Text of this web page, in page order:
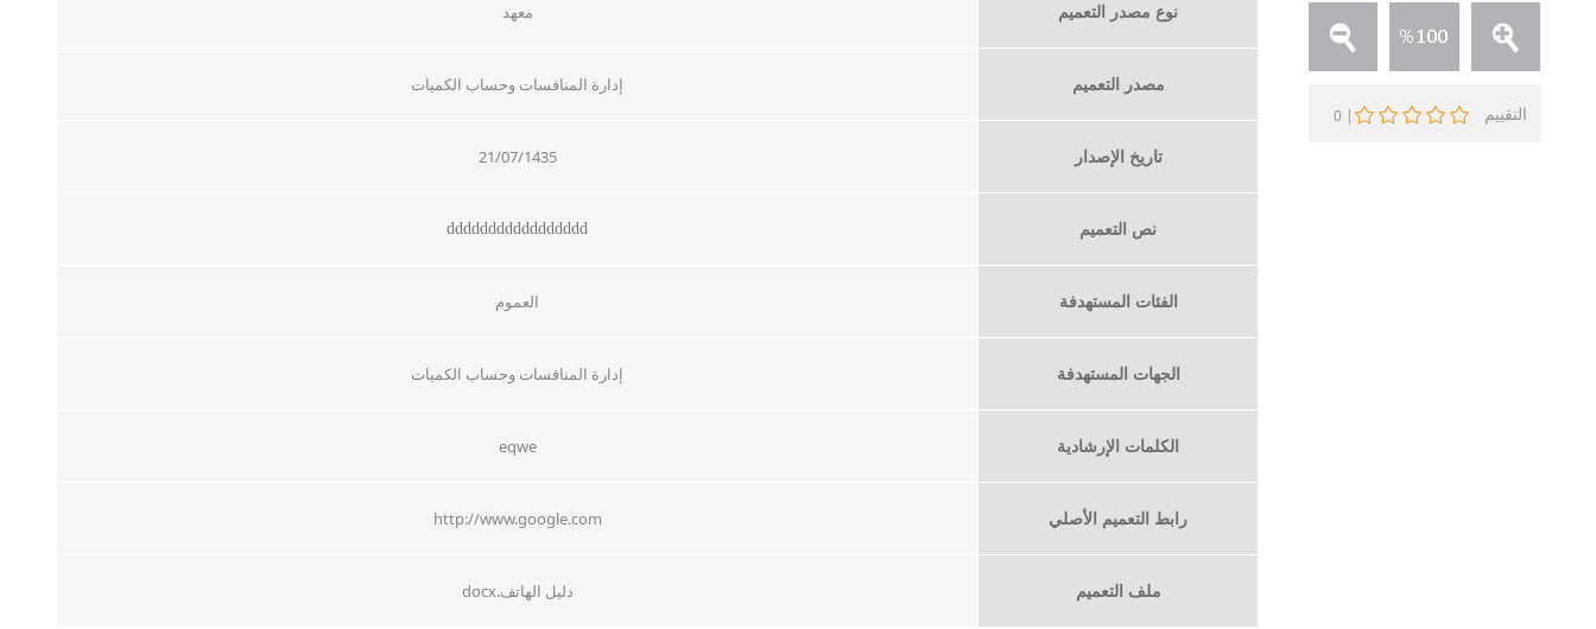
التقييم |
0
نوع مصدر التعميم معهد
مصدر التعميم إدارة المنافسات وحساب الكميات
تاريخ الإصدار 21/07/1435
نص التعميم ​ddddddddddddddddd
الفئات المستهدفة العموم
الجهات المستهدفة إدارة المنافسات وحساب الكميات
الكلمات الإرشادية eqwe
رابط التعميم الأصلي http://www.google.com
ملف التعميم دليل الهاتف.docx